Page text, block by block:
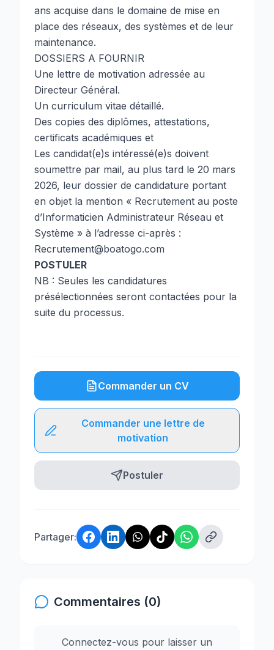
ans acquise dans le domaine de mise en
place des réseaux, des systèmes et de leur
maintenance.
DOSSIERS A FOURNIR
Une lettre de motivation adressée au
Directeur Général.
Un curriculum vitae détaillé.
Des copies des diplômes, attestations,
certificats académiques et
Les candidat(e)s intéressé(e)s doivent
soumettre par mail, au plus tard le 20 mars
2026, leur dossier de candidature portant
en objet la mention « Recrutement au poste
d’Informaticien Administrateur Réseau et
Système » à l’adresse ci-après :
Recrutement@boatogo.com
POSTULER
NB : Seules les candidatures
présélectionnées seront contactées pour la
suite du processus.
Commander un CV
Commander une lettre de
motivation
Postuler
Partager:
Commentaires (0)
Connectez-vous pour laisser un